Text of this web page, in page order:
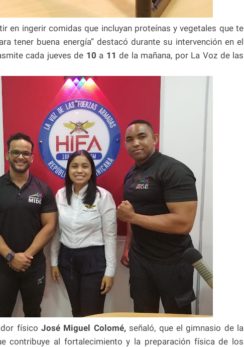
en ingerir comidas que incluyan proteínas y vegetales que te
tener buena energía” destacó durante su intervención en el
cada jueves de 10 a 11de la mañana, por La Voz de las
físico José Miguel Colomé,señaló, que el gimnasio de la
contribuye al fortalecimiento y la preparación física de los